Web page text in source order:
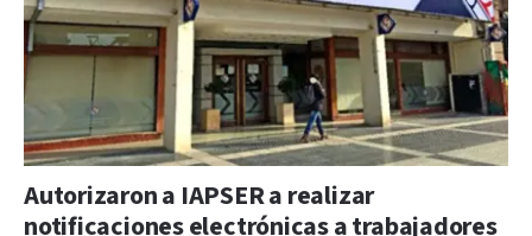
Autorizaron a IAPSER a realizar
notificaciones electrónicas a trabajadores